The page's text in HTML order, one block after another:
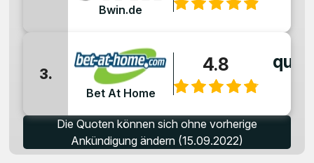
Bwin.de
3.
Bet At Home
4.8
Die Quoten können sich ohne vorherige
Ankündigung ändern (15.09.2022)